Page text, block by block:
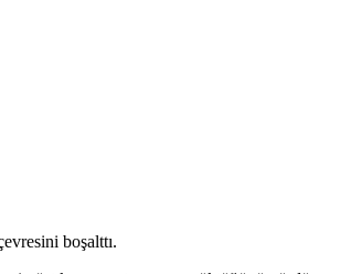
boşalttı.